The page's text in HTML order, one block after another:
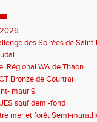
des Soirées de
Régional WA de Thaon
Bronze de Courtrai
maur 9
sauf demi-fond
mer et forêt Semi-